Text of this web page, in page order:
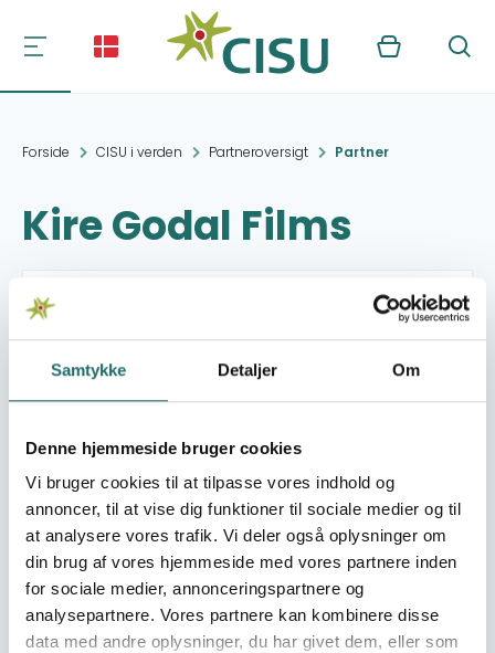
Samtykke Detaljer Om
Denne hjemmeside bruger cookies
Vi bruger cookies til at tilpasse vores indhold og
annoncer, til at vise dig funktioner til sociale medier og til
at analysere vores trafik. Vi deler også oplysninger om
din brug af vores hjemmeside med vores partnere inden
for sociale medier, annonceringspartnere og
analysepartnere. Vores partnere kan kombinere disse
data med andre oplysninger, du har givet dem, eller som
Kurv Søg
Forside CISU i verden Partneroversigt Partner
Kire Godal Films
Kontakt:
PO Box 236, Karen
info@kiregodal.com
https://www.kiregodal.com
Organisation:
Film production. Based in Kenya, Kire Godal creates
global award winning films, content & series on people,
places & wildlife for Nat Geo Wild / National Geographic /
Discovery / The Africa Channel / BBC / Amazon Prime /
UN / & Ethnographic Museum Installations.